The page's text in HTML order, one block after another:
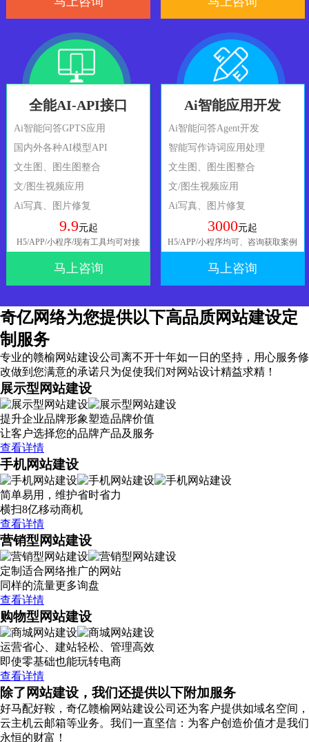
全能AI-API接口
Ai智能问答GPTS应用
国内外各种AI模型API
文生图、图生图整合
文/图生视频应用
Ai写真、图片修复
9.9元起
H5/APP/小程序/现有工具均可对接
马上咨询
Ai智能应用开发
Ai智能问答Agent开发
智能写作诗词应用处理
文生图、图生图整合
文/图生视频应用
Ai写真、图片修复
3000元起
H5/APP/小程序均可、咨询获取案例
马上咨询
奇亿网络为您提供以下高品质网站建设定
制服务
专业的赣榆网站建设公司离不开十年如一日的坚持， 用心服务修
改做到您满意的承诺只为促使我们对网站设计精益求精！
展示型网站建设
提升企业品牌形象塑造品牌价值
让客户选择您的品牌产品及服务
查看详情
手机网站建设
简单易用，维护省时省力
横扫8亿移动商机
查看详情
营销型网站建设
定制适合网络推广的网站
同样的流量更多询盘
查看详情
购物型网站建设
运营省心、建站轻松、管理高效
即使零基础也能玩转电商
查看详情
除了网站建设，我们还提供以下附加服务
好马配好鞍，奇亿赣榆网站建设公司还为客户提供如域名空间，
云主机云邮箱等业务。我们一直坚信：为客户创造价值才是我们
永恒的财富！